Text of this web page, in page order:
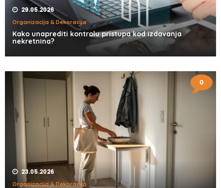
29.05.2026
Organizacija & Dekoracija
Kako unaprediti kontrolu pristupa kod izdavanja
nekretnina?
0
23.05.2026
Organizacija & Dekoracija